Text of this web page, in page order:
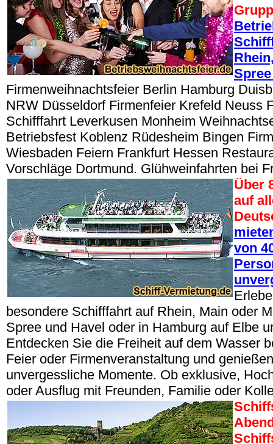
Firmenweihnachtsfeier Berlin Hamburg
NRW Düsseldorf Firmenfeier Krefeld Neuss
Schifffahrt Leverkusen Monheim
Betriebsfest Koblenz Rüdesheim Bingen
Wiesbaden Feiern Frankfurt Hessen
Vorschläge Dortmund. Glühweinfahrten bei
Über
auf
von
besondere Schifffahrt auf Rhein, Main oder
Spree und Havel oder in Hamburg auf Elbe
Entdecken Sie die Freiheit auf dem Wasser
Feier oder Firmenveranstaltung und
unvergessliche Momente. Ob exklusive,
oder Ausflug mit Freunden, Familie oder